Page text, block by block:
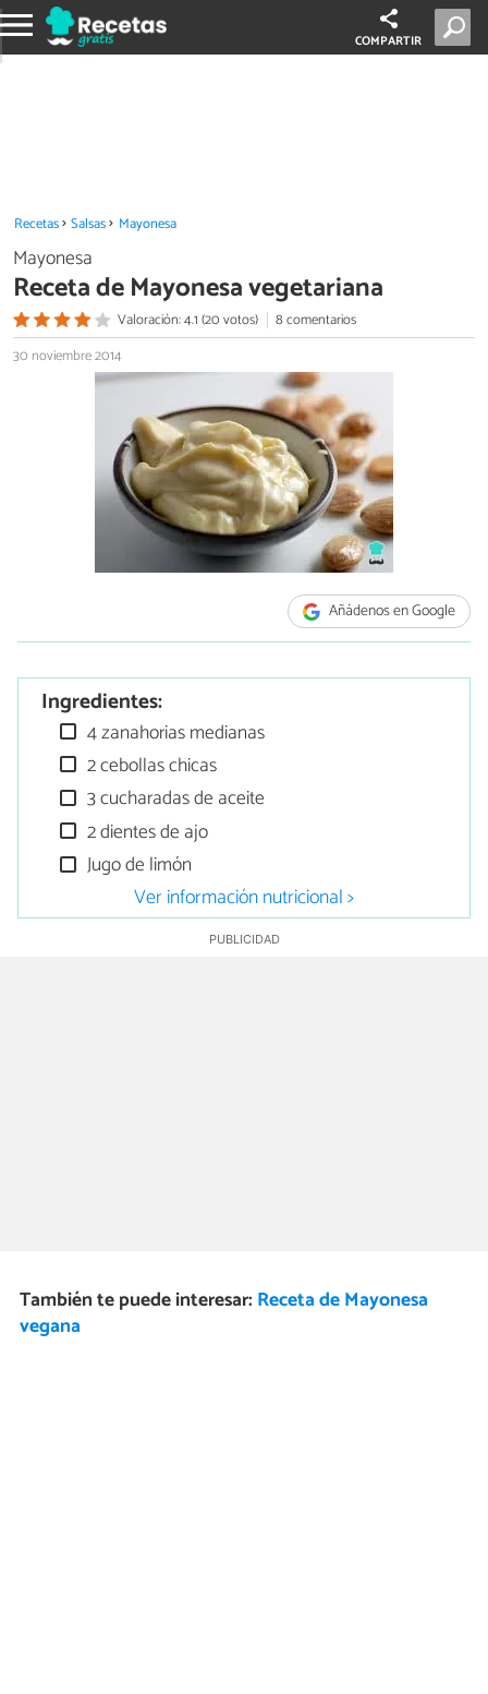
COMPARTIR
Recetas Salsas Mayonesa
Mayonesa
Receta de Mayonesa vegetariana
Valoración: 4.1 (20 votos)
8 comentarios
30 noviembre 2014
Añádenos en Google
Ingredientes:
4 zanahorias medianas
2 cebollas chicas
3 cucharadas de aceite
2 dientes de ajo
Jugo de limón
Ver información nutricional >
También te puede interesar: Receta de Mayonesa
vegana